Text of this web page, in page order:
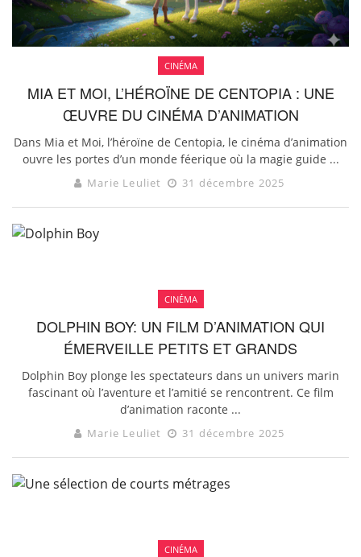
CINÉMA
MIA ET MOI, L’HÉROÏNE DE CENTOPIA : UNE
ŒUVRE DU CINÉMA D’ANIMATION
Dans Mia et Moi, l’héroïne de Centopia, le cinéma d’animation
ouvre les portes d’un monde féerique où la magie guide ...
Marie Leuliet 31 décembre 2025
CINÉMA
DOLPHIN BOY: UN FILM D’ANIMATION QUI
ÉMERVEILLE PETITS ET GRANDS
Dolphin Boy plonge les spectateurs dans un univers marin
fascinant où l’aventure et l’amitié se rencontrent. Ce film
d’animation raconte ...
Marie Leuliet 31 décembre 2025
CINÉMA